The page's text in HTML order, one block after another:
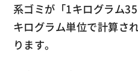
系ゴミが「1キログラム
キログラム単位で計算さ
ります。